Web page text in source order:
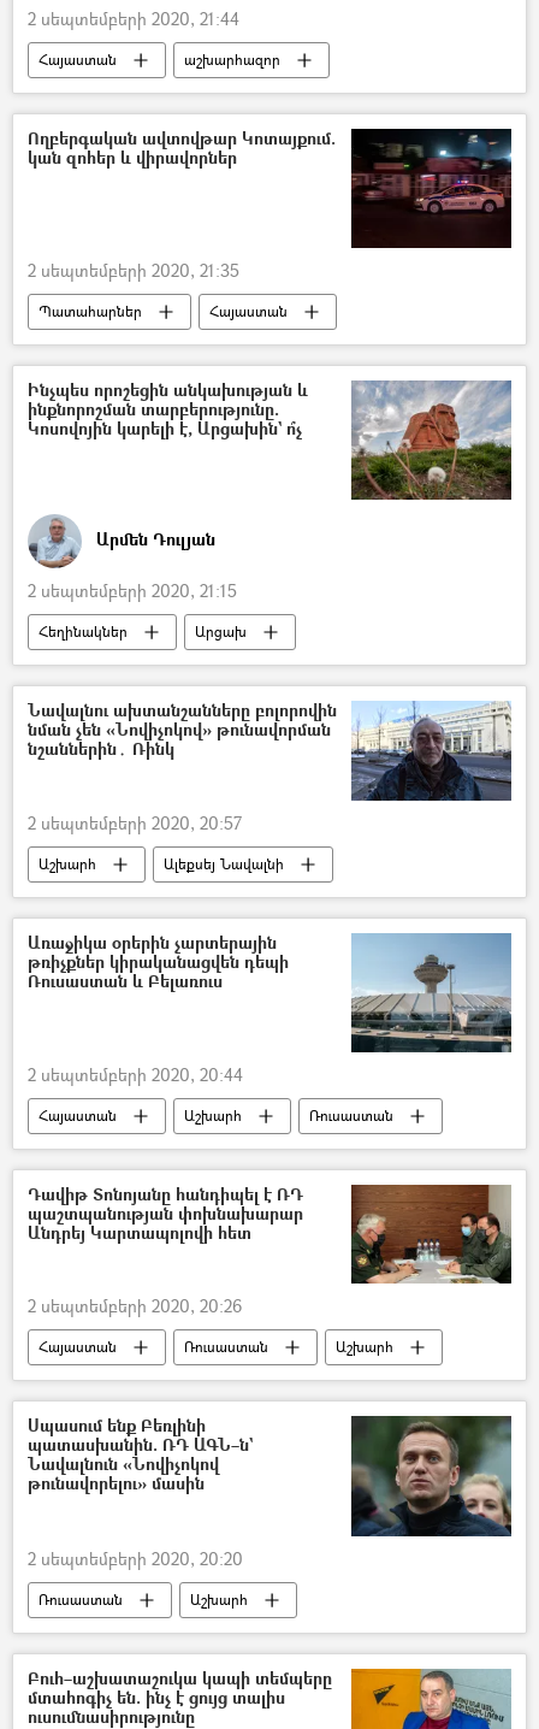
2 սեպտեմբերի 2020, 21:44
Հայաստան
աշխարհազոր
Պահեստազոր
ՀՀ կառավարություն
արտահերթ նիստ
Ողբերգական ավտովթար Կոտայքում.
կան զոհեր և վիրավորներ
2 սեպտեմբերի 2020, 21:35
Պատահարներ
Հայաստան
Կոտայք
ավտովթար
Զոհ
Վիրավոր
երեխա
հիվանդանոց
Վթար, պատահար, սպանություն, գողություն
Ինչպես որոշեցին անկախության և
ինքնորոշման տարբերությունը.
Կոսովոյին կարելի է, Արցախին` ո՞չ
Արմեն Դուլյան
2 սեպտեմբերի 2020, 21:15
Հեղինակներ
Արցախ
Լեռնային Ղարաբաղ
Անկախության օր
ինքնորոշում
Կոսովո
5 րոպե Դուլյանի հետ
Նավալնու ախտանշանները բոլորովին
նման չեն «Նովիչոկով» թունավորման
նշաններին․ Ռինկ
2 սեպտեմբերի 2020, 20:57
Աշխարհ
Ալեքսեյ Նավալնի
Նովիչոկ
Գերմանիա թունավորում
Առաջիկա օրերին չարտերային
թռիչքներ կիրականացվեն դեպի
Ռուսաստան և Բելառուս
2 սեպտեմբերի 2020, 20:44
Հայաստան Աշխարհ
Ռուսաստան
չվերթ
«Զվարթնոց» օդանավակայան
Բելառուս
թռիչք
Քաղավիացիայի կոմիտե
Դավիթ Տոնոյանը հանդիպել է ՌԴ
պաշտպանության փոխնախարար
Անդրեյ Կարտապոլովի հետ
2 սեպտեմբերի 2020, 20:26
Հայաստան Ռուսաստան
Աշխարհ
Դավիթ Տոնոյան
Անդրեյ Կարտապոլով
Սպասում ենք Բեռլինի
պատասխանին. ՌԴ ԱԳՆ–ն`
Նավալնուն «Նովիչոկով
թունավորելու» մասին
2 սեպտեմբերի 2020, 20:20
Ռուսաստան
Աշխարհ
Ալեքսեյ Նավալնի
Գերմանիա
թունավորում
Նովիչոկ
Բուհ–աշխատաշուկա կապի տեմպերը
մտահոգիչ են. ինչ է ցույց տալիս
ուսումնասիրությունը